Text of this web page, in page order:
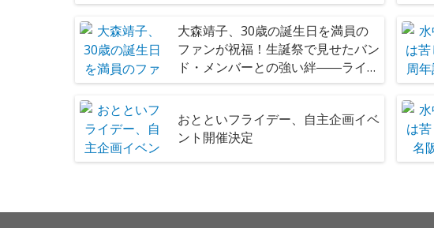
大森靖子、30歳の誕生日を満員の
ファンが祝福！生誕祭で見せたバン
ド・メンバーとの強い絆――ライ
ヴ・レポート
おとといフライデー、自主企画イベ
ント開催決定